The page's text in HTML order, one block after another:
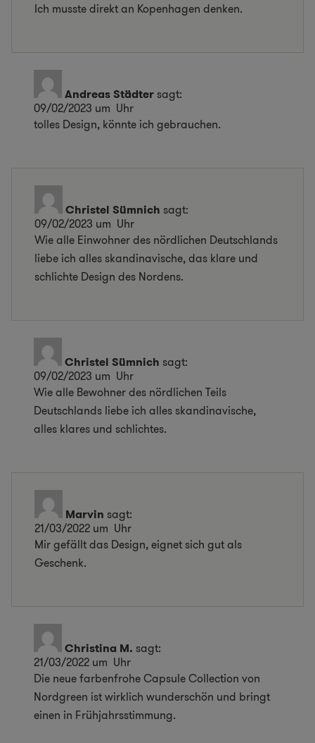
Ich musste direkt an Kopenhagen denken.
Andreas Städtersagt:
09/02/2023 um Uhr
tolles Design, könnte ich gebrauchen.
Christel Sümnich sagt:
09/02/2023 um Uhr
Wie alle Einwohner des nördlichen Deutschlands
liebe ich alles skandinavische, das klare und
schlichte Design des Nordens.
Christel Sümnich sagt:
09/02/2023 um Uhr
Wie alle Bewohner des nördlichen Teils
Deutschlands liebe ich alles skandinavische,
alles klares und schlichtes.
Marvin sagt:
21/03/2022 um Uhr
Mir gefällt das Design, eignet sich gut als
Geschenk.
Christina M. sagt:
21/03/2022 um Uhr
Die neue farbenfrohe Capsule Collection von
Nordgreen ist wirklich wunderschön und bringt
einen in Frühjahrsstimmung.